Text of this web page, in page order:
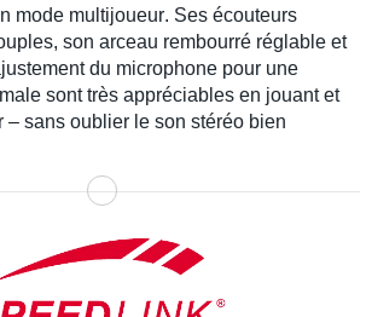
mode multijoueur. Ses écouteurs
son arceau rembourré réglable et
du microphone pour une
sont très appréciables en jouant et
– sans oublier le son stéréo bien